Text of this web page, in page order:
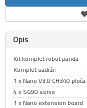
Opis
Kit komplet robot panda
Komplet sadrži:
1 x Nano V3.0 CH340 ploča
4 x SG90 servo
1 x Nano extension board